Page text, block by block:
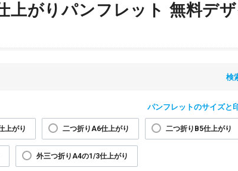
上がりパンフレット 無料デ
検
パンフレットのサイズと
上がり 二つ折りA6仕上がり 二つ折りB5仕上がり
外三つ折りA4の1/3仕上がり